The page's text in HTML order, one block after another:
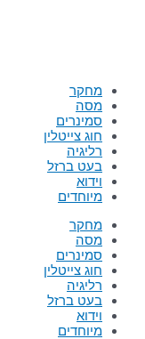
מחקר
מסה
סמינרים
חוג צייטלין
רליגיה
בעט ברזל
וידוא
מיוחדים
מחקר
מסה
סמינרים
חוג צייטלין
רליגיה
בעט ברזל
וידוא
מיוחדים